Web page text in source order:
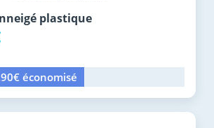
plastique
économisé